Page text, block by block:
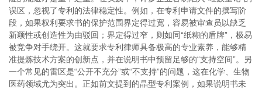
误区，忽视了专利的法律稳定性。例如，在专利申请文件的撰写阶
段，如果权利要求书的保护范围界定得过宽，容易被审查员以缺乏
新颖性或创造性为由驳回；界定得过窄，则如同“纸糊的盾牌”，极易
被竞争对手绕开。这就要求专利律师具备极高的专业素养，能够精
准提炼技术方案的创新点，并在说明书中预留足够的“支持空间”。另
一个常见的雷区是“公开不充分”或“不支持”的问题，这在化学、生物
医药领域尤为突出。正如前文提到的晶型专利案例，如果说明书未